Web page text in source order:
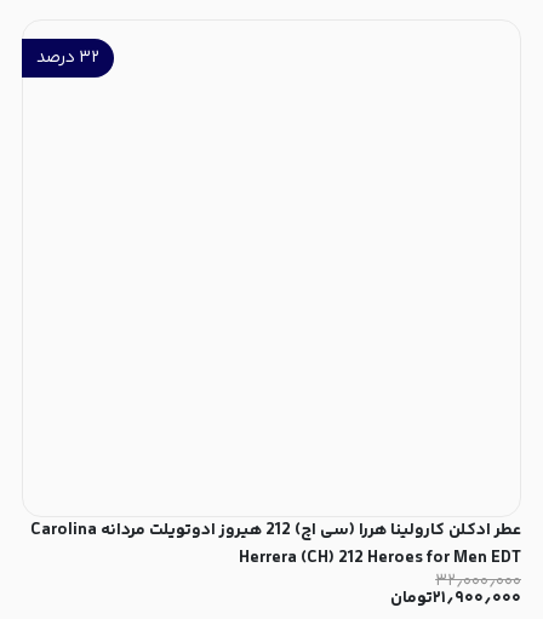
۳۲ درصد
عطر ادکلن کارولینا هررا (سی اچ) 212 هیروز ادوتویلت مردانه Carolina
Herrera (CH) 212 Heroes for Men EDT
۳۲٫۰۰۰٫۰۰۰
۲۱٫۹۰۰٫۰۰۰تومان